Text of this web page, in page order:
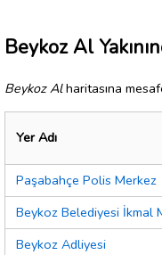
Beykoz Al
Beykoz Alharitasına
Yer Adı
Paşabahçe Polis Merkez
Beykoz Belediyesi İkmal
Beykoz Adliyesi